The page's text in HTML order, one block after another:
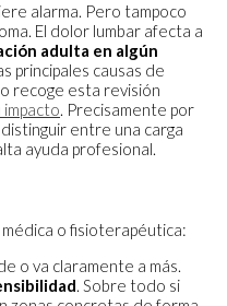
alarma. Pero tampoco
El dolor lumbar afecta a
adulta en algún
principales causas de
recoge esta revisión
impacto. Precisamente por
entre una carga
ayuda profesional.
o fisioterapéutica:
o va claramente a más.
. Sobre todo si